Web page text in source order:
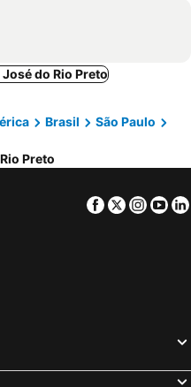
do Rio Preto
Brasil
São Paulo
Preto
Facebook
Twitter